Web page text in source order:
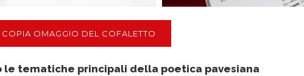
OMAGGIO DEL COFALETTO
le tematiche principali della poetica pavesiana